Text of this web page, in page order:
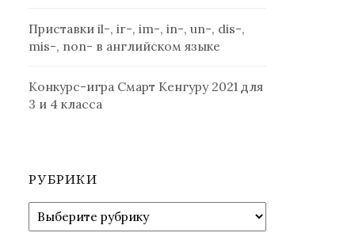
Приставки il-, ir-, im-, in-, un-, dis-,
mis-, non- в английском языке
Конкурс-игра Смарт Кенгуру 2021 для
3 и 4 класса
РУБРИКИ
Рубрики